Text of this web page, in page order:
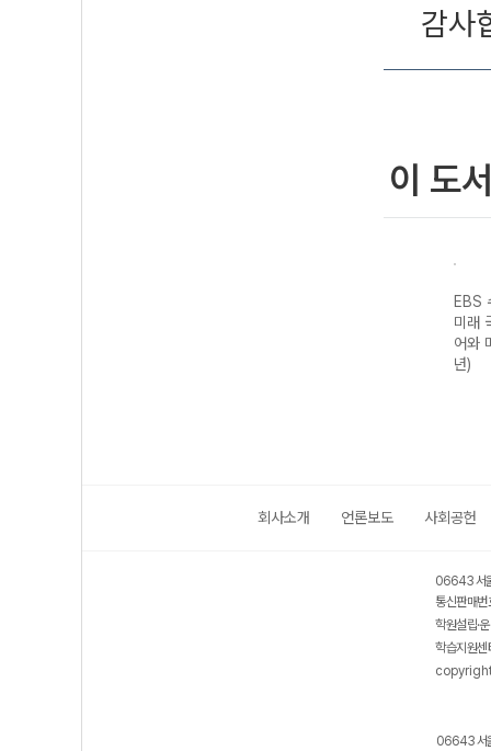
감사
이 도
EBS
미래
어와
년)
회사소개 언론보도 사회공헌
06643 서
통신판매
학원설립·
학습지원
06643 서